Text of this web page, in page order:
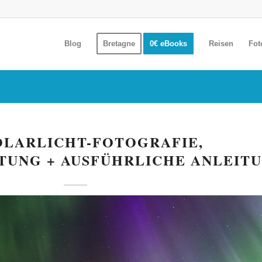
Blog Bretagne 0€ eBooks Reisen
FOTOGRAFIE,
+ AUSFÜHRLICHE